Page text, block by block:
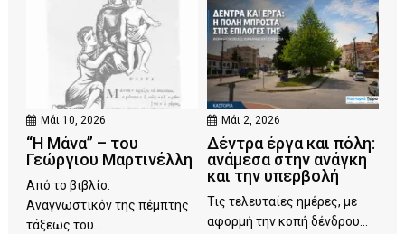
Μάι 10, 2026
“Η Μάνα” – του
Γεώργιου Μαρτινέλλη
Από το βιβλίο:
Αναγνωστικόν της πέμπτης
τάξεως του...
Μάι 2, 2026
Δέντρα έργα και πόλη:
ανάμεσα στην ανάγκη
και την υπερβολή
Τις τελευταίες ημέρες, με
αφορμή την κοπή δένδρου...